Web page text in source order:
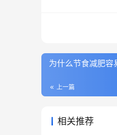
为什么节食减肥容
上一篇
相关推荐